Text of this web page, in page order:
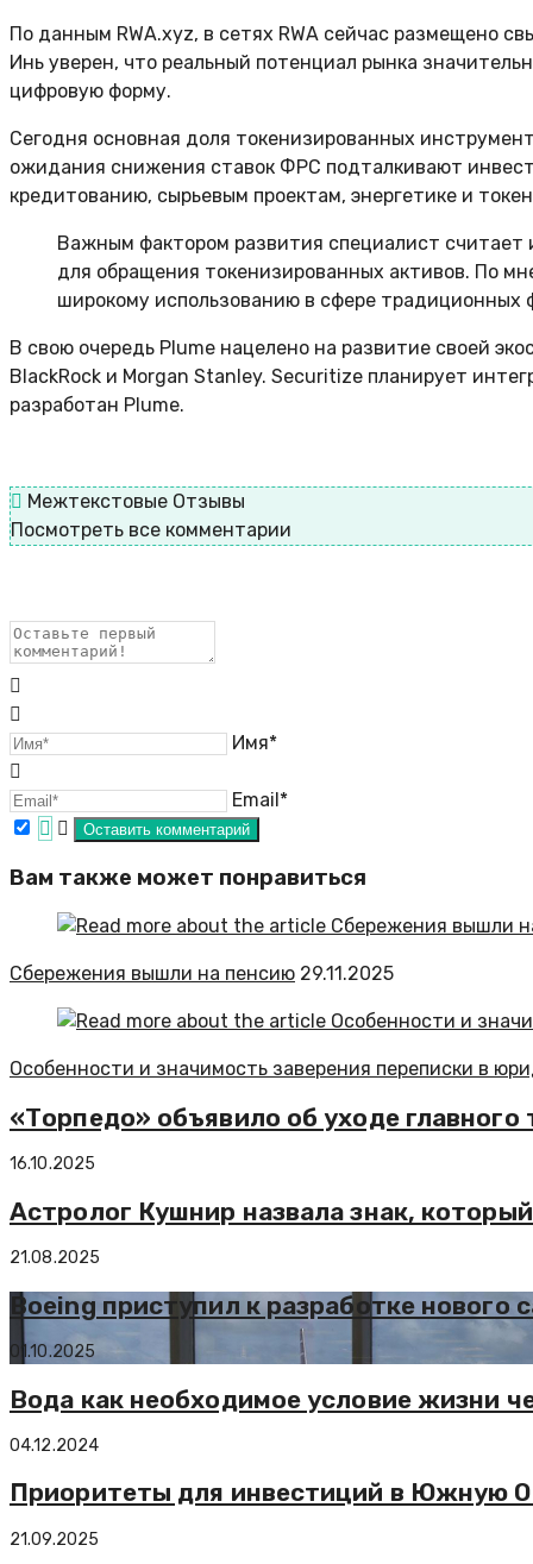
По данным RWA.xyz, в сетях RWA сейчас размещено
Инь уверен, что реальный потенциал рынка
цифровую форму.
Сегодня основная доля токенизированных
ожидания снижения ставок ФРС подталкивают
кредитованию, сырьевым проектам, энергетике и
Важным фактором развития специалист
для обращения токенизированных активов. По
широкому использованию в сфере традиционных
В свою очередь Plume нацелено на развитие своей
BlackRock и Morgan Stanley. Securitize планирует
разработан Plume.
Межтекстовые Отзывы
Посмотреть все комментарии
Имя*
Email*
Вам также может понравиться
Сбережения вышли на пенсию 29.11.2025
Особенности и значимость заверения переписки в
«Торпедо» объявило об уходе
16.10.2025
Астролог Кушнир назвала знак,
21.08.2025
Boeing приступил к разработке нового
01.10.2025
Вода как необходимое условие жизни
04.12.2024
Приоритеты для инвестиций в Южную
21.09.2025